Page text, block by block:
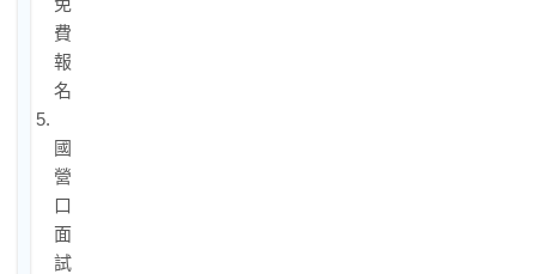
免
費
報
名
5.
國
營
口
面
試